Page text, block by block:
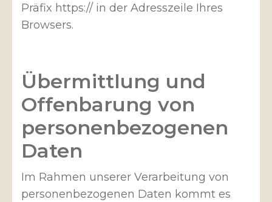
Präfix https:// in der Adresszeile Ihres
Browsers.
Übermittlung und
Offenbarung von
personenbezogenen
Daten
Im Rahmen unserer Verarbeitung von
personenbezogenen Daten kommt es